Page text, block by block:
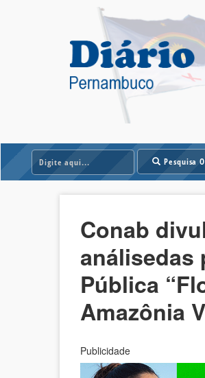
Pesquisa
Conab
análisedas
Pública
Amazônia
Publicidade